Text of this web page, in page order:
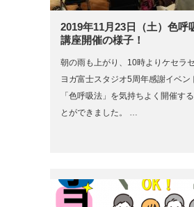
2019年11月23日（土）色呼
講座開催の様子！
朝の雨も上がり、10時よりケセラ
ヨガ富士スタジオ5周年感謝イベ
「色呼吸法」を気持ちよく開催す
とができました。 …